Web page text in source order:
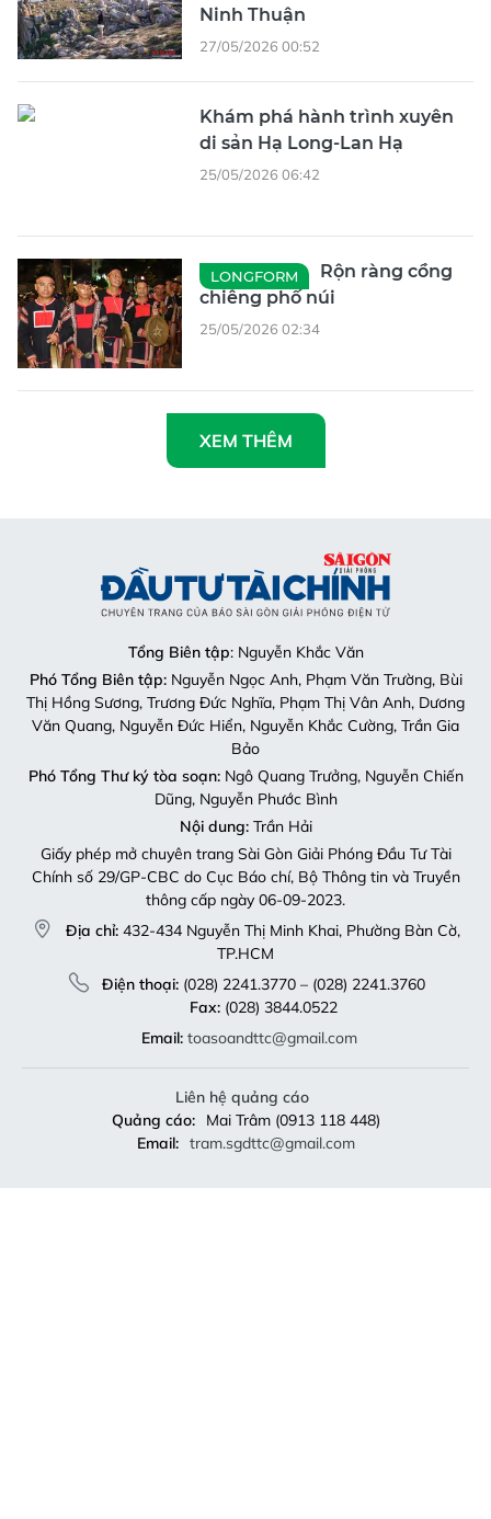
Ninh Thuận
27/05/2026 00:52
Khám phá hành trình xuyên
di sản Hạ Long-Lan Hạ
25/05/2026 06:42
LONGFORM
Rộn ràng cồng
chiêng phố núi
25/05/2026 02:34
XEM THÊM
Tổng Biên tập: Nguyễn Khắc Văn
Phó Tổng Biên tập:Nguyễn Ngọc Anh, Phạm Văn Trường, Bùi
Thị Hồng Sương, Trương Đức Nghĩa, Phạm Thị Vân Anh, Dương
Văn Quang, Nguyễn Đức Hiển, Nguyễn Khắc Cường, Trần Gia
Bảo
Phó Tổng Thư ký tòa soạn:Ngô Quang Trưởng, Nguyễn Chiến
Dũng, Nguyễn Phước Bình
Nội dung:Trần Hải
Giấy phép mở chuyên trang Sài Gòn Giải Phóng Đầu Tư Tài
Chính số 29/GP-CBC do Cục Báo chí, Bộ Thông tin và Truyền
thông cấp ngày 06-09-2023.
Địa chỉ: 432-434 Nguyễn Thị Minh Khai, Phường Bàn Cờ,
TP.HCM
Điện thoại:(028) 2241.3770 – (028) 2241.3760
Fax:(028) 3844.0522
Email: toasoandttc@gmail.com
Liên hệ quảng cáo
Quảng cáo:
Mai Trâm (0913 118 448)
Email: tram.sgdttc@gmail.com